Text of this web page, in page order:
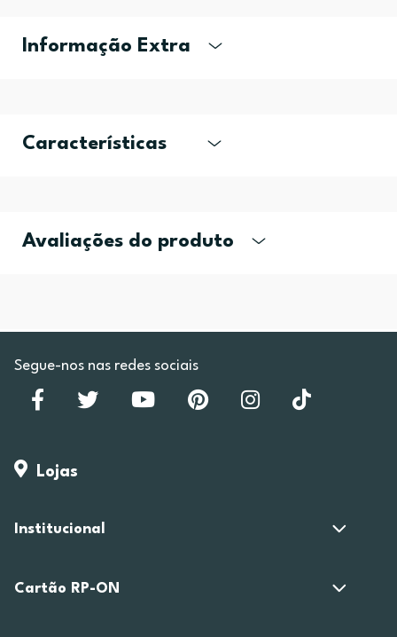
Informação Extra
Características
Avaliações do produto
Segue-nos nas redes sociais
Lojas
Institucional
Cartão RP-ON